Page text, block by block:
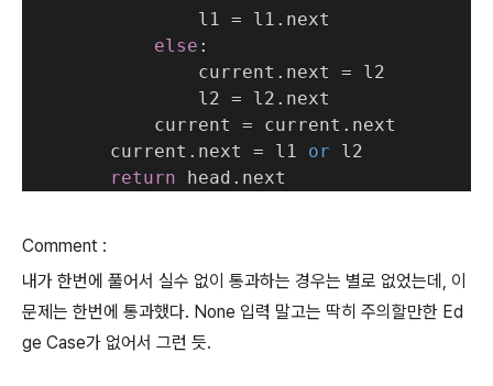
                l1 = l1.next
else :
                current.next = l2
                l2 = l2.next
            current = current.next
        current.next = l1
or l2
return head.next
Comment :
내가 한번에 풀어서 실수 없이 통과하는 경우는 별로 없었는데, 이
문제는 한번에 통과했다. None 입력 말고는 딱히 주의할만한 Ed
ge Case가 없어서 그런 듯.